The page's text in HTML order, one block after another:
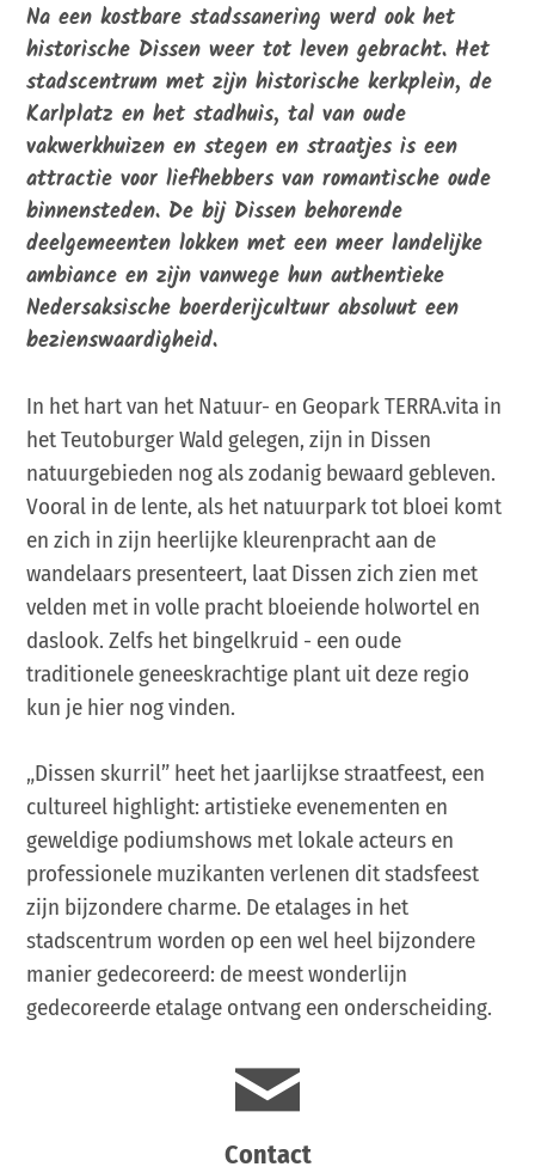
Na een kostbare stadssanering werd ook het
historische Dissen weer tot leven gebracht. Het
stadscentrum met zijn historische kerkplein, de
Karlplatz en het stadhuis, tal van oude
vakwerkhuizen en stegen en straatjes is een
attractie voor liefhebbers van romantische oude
binnensteden. De bij Dissen behorende
deelgemeenten lokken met een meer landelijke
ambiance en zijn vanwege hun authentieke
Nedersaksische boerderijcultuur absoluut een
bezienswaardigheid.
In het hart van het Natuur- en Geopark TERRA.vita in
het Teutoburger Wald gelegen, zijn in Dissen
natuurgebieden nog als zodanig bewaard gebleven.
Vooral in de lente, als het natuurpark tot bloei komt
en zich in zijn heerlijke kleurenpracht aan de
wandelaars presenteert, laat Dissen zich zien met
velden met in volle pracht bloeiende holwortel en
daslook. Zelfs het bingelkruid - een oude
traditionele geneeskrachtige plant uit deze regio
kun je hier nog vinden.
„Dissen skurril” heet het jaarlijkse straatfeest, een
cultureel highlight: artistieke evenementen en
geweldige podiumshows met lokale acteurs en
professionele muzikanten verlenen dit stadsfeest
zijn bijzondere charme. De etalages in het
stadscentrum worden op een wel heel bijzondere
manier gedecoreerd: de meest wonderlijn
gedecoreerde etalage ontvang een onderscheiding.
Contact